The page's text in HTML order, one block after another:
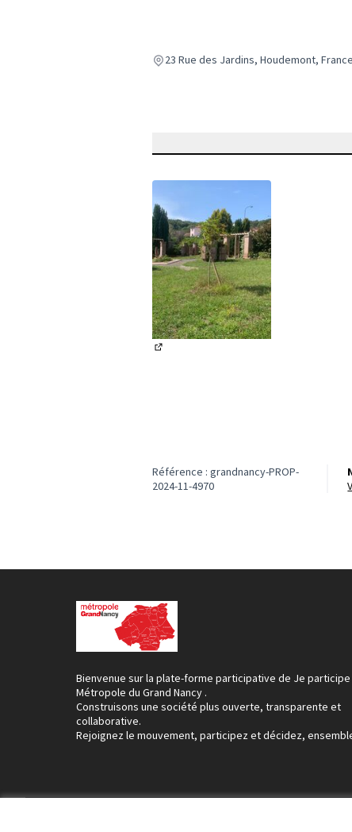
23 Rue des Jardins, Houdemont, France
Référence : grandnancy-PROP-
2024-11-4970
Bienvenue sur la plate-forme participative de Je participe
Métropole du Grand Nancy .
Construisons une société plus ouverte, transparente et
collaborative.
Rejoignez le mouvement, participez et décidez,